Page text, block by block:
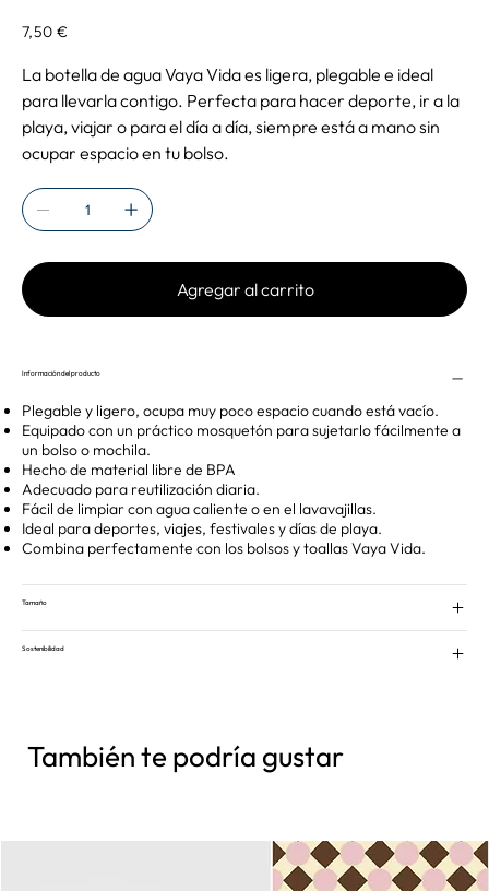
Precio
7,50 €
La botella de agua Vaya Vida es ligera, plegable e ideal
para llevarla contigo. Perfecta para hacer deporte, ir a la
playa, viajar o para el día a día, siempre está a mano sin
ocupar espacio en tu bolso.
Agregar al carrito
Información del producto
Plegable y ligero, ocupa muy poco espacio cuando está vacío.
Equipado con un práctico mosquetón para sujetarlo fácilmente a
un bolso o mochila.
Hecho de material libre de BPA
Adecuado para reutilización diaria.
Fácil de limpiar con agua caliente o en el lavavajillas.
Ideal para deportes, viajes, festivales y días de playa.
Combina perfectamente con los bolsos y toallas Vaya Vida.
Tamaño
Sostenibilidad
También te podría gustar